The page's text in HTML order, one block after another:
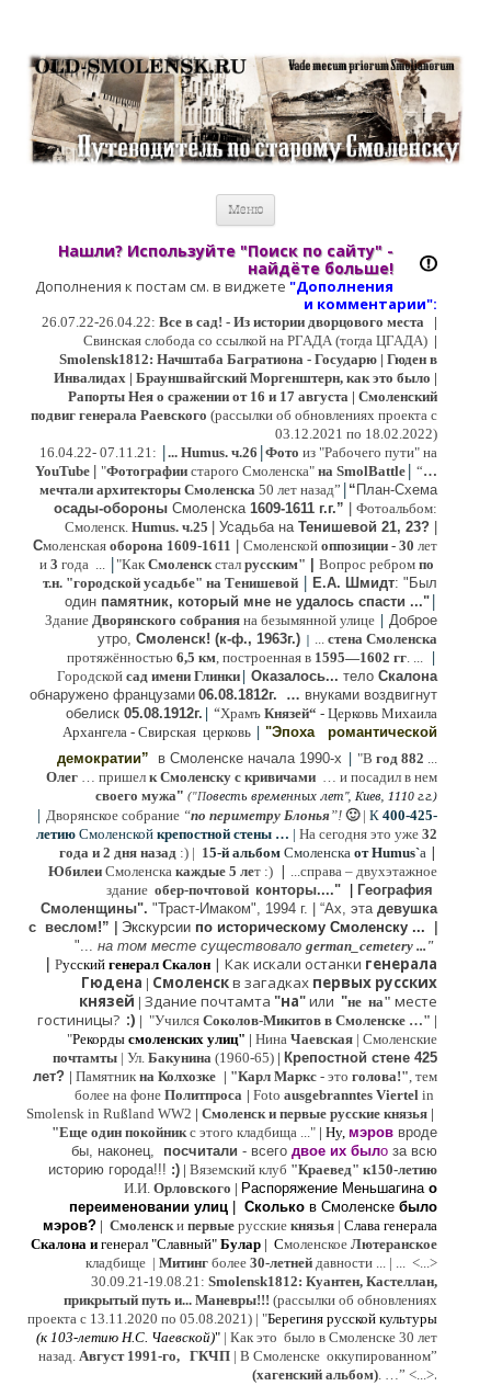
открытки, карты …
Меню
Нашли? Используйте "Поиск по сайту" -
найдёте больше!
Дополнения к постам см. в виджете "Дополнения
и комментарии":
26.07.22-26.04.22: Все в сад! - Из истории дворцового места
|
Свинская слобода со ссылкой на РГАДА (тогда ЦГАДА) |
Smolensk1812: Начштаба Багратиона - Государю | Гюден в
Инвалидах | Брауншвайгский Моргенштерн, как это было |
Рапорты Нея о сражении от 16 и 17 августа | Смоленский
подвиг генерала Раевского (рассылки об обновлениях проекта с
03.12.2021 по 18.02.2022)
16.04.22- 07.11.21: |... Humus. ч.26 |Фото из "Рабочего пути" на
YouTube
"Фотографии старого Смоленска" на SmolBattle | “…
мечтали архитекторы Смоленска 50 лет назад” | “ План-Схема
осады-обороны Смоленска 1609-1611 г.г.”
Фотоальбом:
Смоленск. Humus. ч.25 | Усадьба на Тенишевой 21, 23?
Смоленская оборона 1609-1611 Смоленской оппозиции - 30 лет
и 3 года ... |"Как Смоленскстал русским" Вопрос ребром по
т.н. "городской усадьбе" на Тенишевой | Е.А. Шмидт: "Был
один памятник, который мне не удалось спасти ..." |
Здание Дворянского собрания на безымянной улице | Доброе
утро, Смоленск! (к-ф., 1963г.) | ... стена Смоленска
протяжённостью 6,5 км, построенная в 1595—1602 гг. ... |
Городской сад имени Глинки | Оказалось... тело Скалона
обнаружено французами 06.08.1812г. … внуками воздвигнут
обелиск 05.08.1912г. | “Храмъ Князей“ - Церковь Михаила
Архангела - Свирская церковь | "Эпохаромантической
демократии” в Смоленске начала 1990-х | "В год 882 ...
Олег … пришел к Смоленску с кривичами … и посадил в нем
своего мужа" ("Повесть временных лет", Киев, 1110 г.г.)
| Дворянское собрание “по периметру Блонья”! 🙂| К 400-425-
летию Смоленской крепостной стены … | На сегодня это уже 32
года и 2 дня назад :) | 15-й альбом Смоленска от Humus`a |
Юбилеи Смоленска каждые 5 лет :) | ...справа – двухэтажное
здание обер-почтовой конторы...."
Гeография
Cмоленщины". "Траст-Имаком", 1994 г. “Ах, эта девушка
с веслом!”
Экскурсии по историческому Смоленску ...
"... на том месте существовало german_cemetery ..."
| Русский генерал Скалон | Как искали останки генерала
Гюдена | Смоленскв загадках первых русских
князей | Здание почтамта "на"или "не на" месте
гостиницы? :) | "Учился Соколов-Микитов в Смоленске …" |
"Рекорды смоленских улиц" | Нина Чаевская | Смоленские
почтамты | Ул. Бакунина (1960-65) | Крепостной стене 425
лет? | Памятник на Колхозке | "Карл Маркс - это голова!", тем
более на фоне Политпроса | Foto ausgebranntes Viertel in
Smolensk in Rußland WW2 | Смоленск и первые русские князья |
"Еще один покойникс этого кладбища ..." | Ну, мэров вроде
бы, наконец, посчитали - всего двое их было за всю
историю города!!! :) | Вяземский клуб "Краевед" к150-летию
И.И. Орловского | Распоряжение Меньшагина о
переименовании улиц
Сколько в Смоленске было
мэров? | Смоленски первые русские князья | Слава генерала
Скалона и генерал "Славный" Булар | Смоленское Лютерaнское
кладбище | Митинг более 30-летней давности ... | ... <...>
30.09.21-19.08.21: Smolensk1812: Куантен, Кастеллан,
прикрытый путь и... Маневры!!! (рассылки об обновлениях
проекта с 13.11.2020 по 05.08.2021) | "Берегиня русской культуры
(к 103-летию Н.С. Чаевской)" | Как это было в Смоленске 30 лет
назад. Август 1991-го, ГКЧП | В Смоленске оккупированном”
(хагенский альбом). …” <...>.